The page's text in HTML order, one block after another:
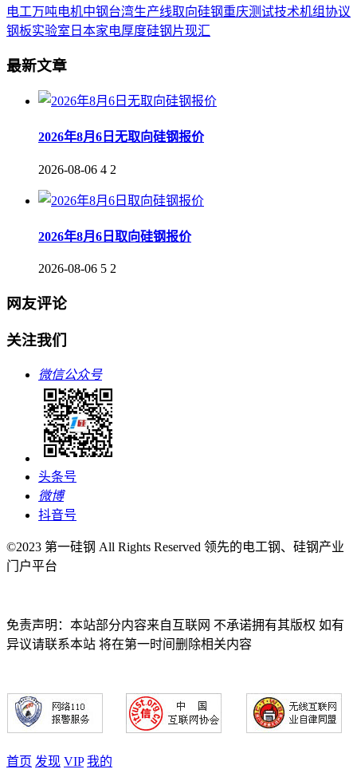
电工万吨电机中钢台湾生产线取向硅钢重庆测试技术机组协议
钢板实验室 日本家电厚度硅钢片现汇
最新文章
2026年8月6日无取向硅钢报价
2026-08-06 4 2
2026年8月6日取向硅钢报价
2026-08-06 5 2
网友评论
关注我们
微信公众号
头条号
微博
抖音号
©2023 第一硅钢 All Rights Reserved 领先的电工钢、硅钢产业
门户平台
免责声明：本站部分内容来自互联网 不承诺拥有其版权 如有
异议请联系本站 将在第一时间删除相关内容
首页 发现 VIP 我的